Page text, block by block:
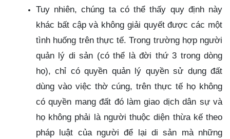
Tuy nhiên, chúng ta có thể thấy quy định này
khác bất cập và không giải quyết được các một
tình huống trên thực tế. Trong trường hợp người
quản lý di sản (có thể là đời thứ 3 trong dòng
họ), chỉ có quyền quản lý quyền sử dụng đất
dùng vào việc thờ cúng, trên thực tế họ không
có quyền mang đất đó làm giao dịch dân sự và
họ không phải là người thuộc diện thừa kế theo
pháp luật của người để lại di sản mà những